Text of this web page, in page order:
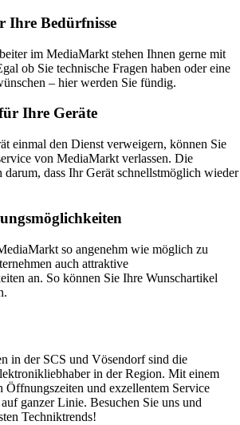
Ihre Bedürfnisse
im MediaMarkt stehen Ihnen gerne mit
ob Sie technische Fragen haben oder eine
– hier werden Sie fündig.
Ihre Geräte
einmal den Dienst verweigern, können Sie
von MediaMarkt verlassen. Die
darum, dass Ihr Gerät schnellstmöglich wieder
so angenehm wie möglich zu
auch attraktive
an. So können Sie Ihre Wunschartikel
in der SCS und Vösendorf sind die
in der Region. Mit einem
Öffnungszeiten und exzellentem Service
ganzer Linie. Besuchen Sie uns und
Techniktrends!